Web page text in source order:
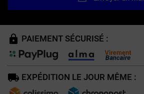
PAIEMENT SÉCURISÉ :
EXPÉDITION LE JOUR MÊME :